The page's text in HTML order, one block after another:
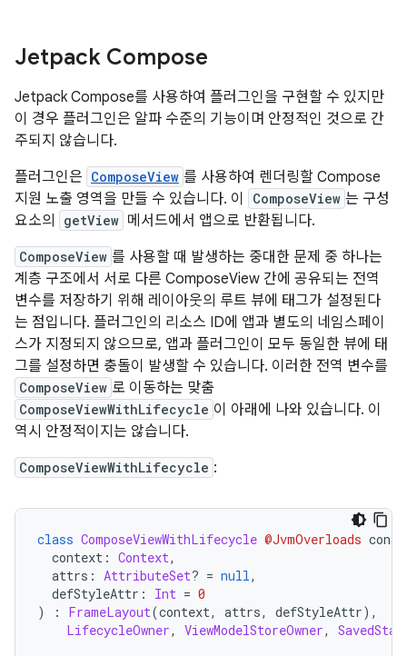
Jetpack Compose
Jetpack Compose를 사용하여 플러그인을 구현할 수 있지만
이 경우 플러그인은 알파 수준의 기능이며 안정적인 것으로 간
주되지 않습니다.
플러그인은 ComposeView 를 사용하여 렌더링할 Compose
지원 노출 영역을 만들 수 있습니다. 이
ComposeView 는 구성
요소의
getView 메서드에서 앱으로 반환됩니다.
ComposeView 를 사용할 때 발생하는 중대한 문제 중 하나는
계층 구조에서 서로 다른 ComposeView 간에 공유되는 전역
변수를 저장하기 위해 레이아웃의 루트 뷰에 태그가 설정된다
는 점입니다. 플러그인의 리소스 ID에 앱과 별도의 네임스페이
스가 지정되지 않으므로, 앱과 플러그인이 모두 동일한 뷰에 태
그를 설정하면 충돌이 발생할 수 있습니다. 이러한 전역 변수를
ComposeView 로 이동하는 맞춤
ComposeViewWithLifecycle 이 아래에 나와 있습니다. 이
역시 안정적이지는 않습니다.
ComposeViewWithLifecycle :
class ComposeViewWithLifecycle @JvmOverloads
context : Context,
attrs : AttributeSet? = null,
defStyleAttr : Int = 0
)
: FrameLayout(context, attrs, defStyleAttr),
LifecycleOwner, ViewModelStoreOwner,